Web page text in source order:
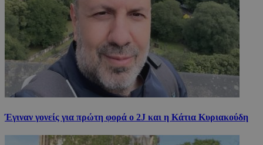
Έγιναν γονείς για πρώτη φορά ο 2J και η Κάτια Κυριακούδη